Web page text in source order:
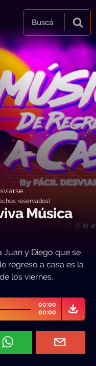
Buscá
reservados)
Música
Juan y Diego que se
regreso a casa es la
los viernes.
00:00
00:00